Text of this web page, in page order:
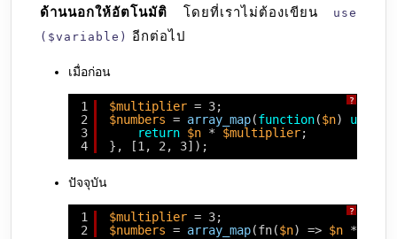
ด้านนอกให้อัตโนมัติ โดยที่เราไม่ต้องเขียน
use
($variable)
อีกต่อไป
เมื่อก่อน
?
1
2
3
4
$multiplier = 3;
$numbers = array_map(function($n) use
return $n * $multiplier;
}, [1, 2, 3]);
ปัจจุบัน
?
1
2
$multiplier = 3;
$numbers = array_map(fn($n) => $n *